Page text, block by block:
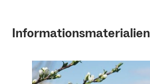
Informationsmaterialien